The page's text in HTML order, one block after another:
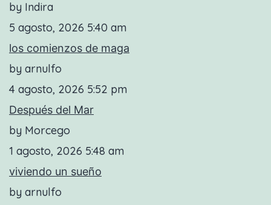
by Indira
5 agosto, 2026 5:40 am
los comienzos de maga
by arnulfo
4 agosto, 2026 5:52 pm
Después del Mar
by Morcego
1 agosto, 2026 5:48 am
viviendo un sueño
by arnulfo